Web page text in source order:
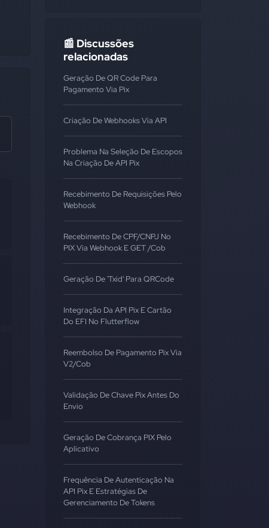
📰 Discussões
relacionadas
Geração De QR Code Para
Pagamento Via Pix
Criação De Webhooks Via API
Problema Na Seleção De Escopos
Na Criação De API Pix
Recebimento De Requisições Pelo
Webhook
Recebimento De CPF/CNPJ No
PIX Via Webhook E GET /cob
Geração De 'txid' Para QRCode
Integração Da API Pix E Cartão
Do EFI No Flutterflow
Reembolso De Pagamento Pix Via
V2/cob
Validação De Chave Pix Antes Do
Envio
Geração De Cobrança PIX Pelo
Aplicativo
Frequência De Autenticação Na
API Pix E Estratégias De
Gerenciamento De Tokens